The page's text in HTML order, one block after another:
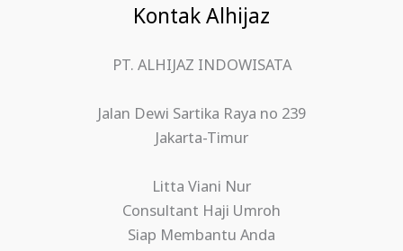
Kontak Alhijaz
PT. ALHIJAZ INDOWISATA
Jalan Dewi Sartika Raya no 239
Jakarta-Timur
Litta Viani Nur
Consultant Haji Umroh
Siap Membantu Anda